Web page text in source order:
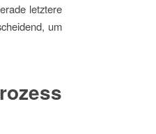
letztere
um